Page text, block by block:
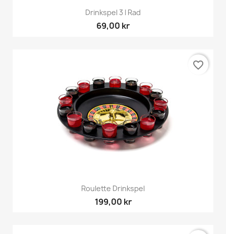
Drinkspel 3 I Rad
69,00 kr
Roulette Drinkspel
199,00 kr
favorite_border